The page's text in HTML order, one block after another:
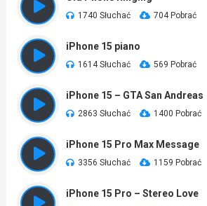
1740 Słuchać 704 Pobrać
iPhone 15 piano
1614 Słuchać 569 Pobrać
iPhone 15 – GTA San Andreas
2863 Słuchać 1400 Pobrać
iPhone 15 Pro Max Message
3356 Słuchać 1159 Pobrać
iPhone 15 Pro – Stereo Love